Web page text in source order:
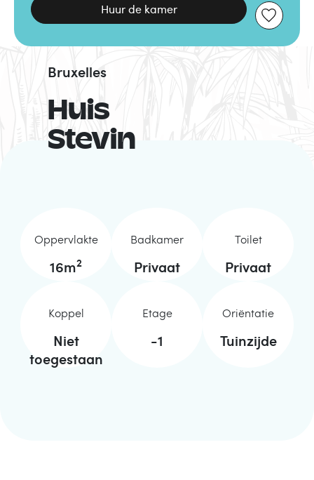
Huur de kamer
Huis
Stevin
Bruxelles
Oppervlakte
16m2
Badkamer
Privaat
Toilet
Privaat
Koppel
Niet
toegestaan
Etage
-1
Oriëntatie
Tuinzijde